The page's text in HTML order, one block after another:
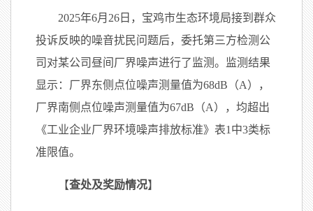
2025年6月26日，宝鸡市生态环境局接到群众
投诉反映的噪音扰民问题后，委托第三方检测公
司对某公司昼间厂界噪声进行了监测。监测结果
显示：厂界东侧点位噪声测量值为68dB（A），
厂界南侧点位噪声测量值为67dB（A），均超出
《工业企业厂界环境噪声排放标准》表1中3类标
准限值。
【查处及奖励情况】